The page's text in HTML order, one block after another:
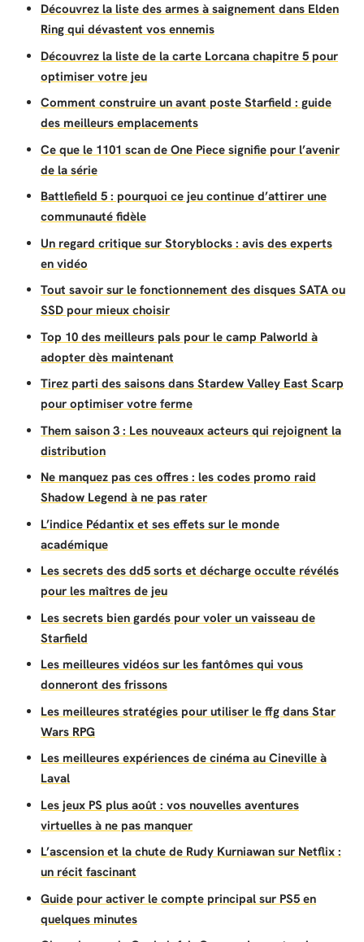
Découvrez la liste des armes à saignement dans Elden
Ring qui dévastent vos ennemis
Découvrez la liste de la carte Lorcana chapitre 5 pour
optimiser votre jeu
Comment construire un avant poste Starfield : guide
des meilleurs emplacements
Ce que le 1101 scan de One Piece signifie pour l’avenir
de la série
Battlefield 5 : pourquoi ce jeu continue d’attirer une
communauté fidèle
Un regard critique sur Storyblocks : avis des experts
en vidéo
Tout savoir sur le fonctionnement des disques SATA ou
SSD pour mieux choisir
Top 10 des meilleurs pals pour le camp Palworld à
adopter dès maintenant
Tirez parti des saisons dans Stardew Valley East Scarp
pour optimiser votre ferme
Them saison 3 : Les nouveaux acteurs qui rejoignent la
distribution
Ne manquez pas ces offres : les codes promo raid
Shadow Legend à ne pas rater
L’indice Pédantix et ses effets sur le monde
académique
Les secrets des dd5 sorts et décharge occulte révélés
pour les maîtres de jeu
Les secrets bien gardés pour voler un vaisseau de
Starfield
Les meilleures vidéos sur les fantômes qui vous
donneront des frissons
Les meilleures stratégies pour utiliser le ffg dans Star
Wars RPG
Les meilleures expériences de cinéma au Cineville à
Laval
Les jeux PS plus août : vos nouvelles aventures
virtuelles à ne pas manquer
L’ascension et la chute de Rudy Kurniawan sur Netflix :
un récit fascinant
Guide pour activer le compte principal sur PS5 en
quelques minutes